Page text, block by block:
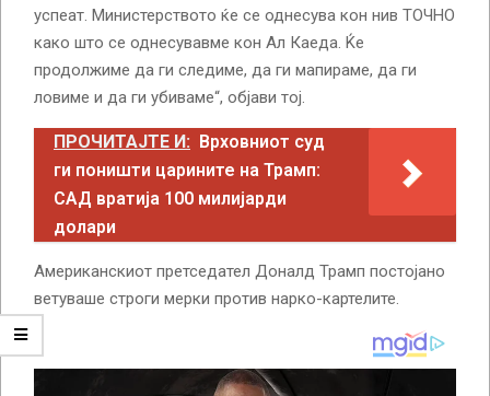
успеат. Министерството ќе се однесува кон нив ТОЧНО
како што се однесувавме кон Ал Каеда. Ќе
продолжиме да ги следиме, да ги мапираме, да ги
ловиме и да ги убиваме“, објави тој.
ПРОЧИТАЈТЕ И: Врховниот суд
ги поништи царините на Трамп:
САД вратија 100 милијарди
долари
Американскиот претседател Доналд Трамп постојано
ветуваше строги мерки против нарко-картелите.